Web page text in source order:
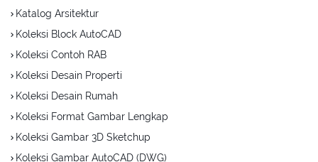
Katalog Arsitektur
Koleksi Block AutoCAD
Koleksi Contoh RAB
Koleksi Desain Properti
Koleksi Desain Rumah
Koleksi Format Gambar Lengkap
Koleksi Gambar 3D Sketchup
Koleksi Gambar AutoCAD (DWG)